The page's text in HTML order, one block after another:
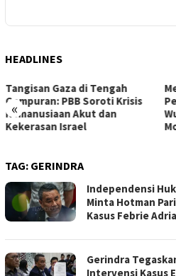
HEADLINES
«
Mega Proyek Klender: Sinergi
Perumnas & Agung Podomoro
Wujudkan Hunian Vertikal
Modern Berkelanjutan
TAG: GERINDRA
Independensi
Minta Hotman
Kasus Febrie
Gerindra
Intervensi Kasus